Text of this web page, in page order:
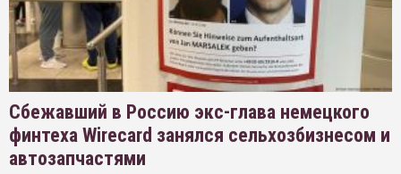
Сбежавший в Россию экс-глава немецкого
финтеха Wirecard занялся сельхозбизнесом и
автозапчастями